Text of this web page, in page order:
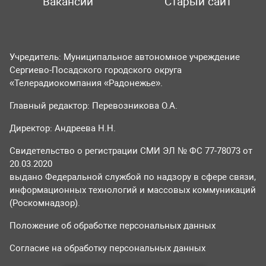
Учредитель: Муниципальное автономное учреждение
Сергиево-Посадского городского округа
«Телерадиокомпания «Радонежье».
Главный редактор: Перевозникова О.А.
Директор: Андреева Н.Н.
Свидетельство о регистрации СМИ ЭЛ № ФС 77-78073 от
20.03.2020
выдано Федеральной службой по надзору в сфере связи,
информационных технологий и массовых коммуникаций
(Роскомнадзор).
Положение об обработке персональных данных
Согласие на обработку персональных данных